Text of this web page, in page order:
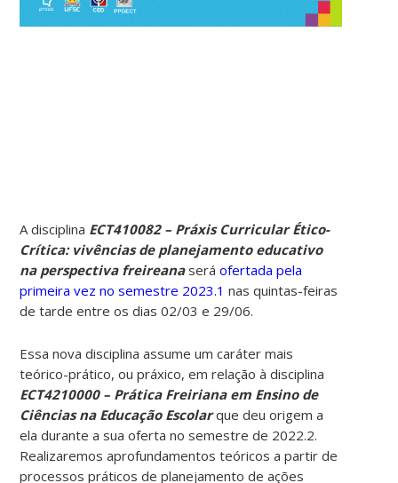
A disciplina ECT410082 – Práxis Curricular Ético-
Crítica: vivências de planejamento educativo
na perspectiva freireanaseráofertada pela
primeira vez no semestre 2023.1nas quintas-feiras
de tarde entre os dias 02/03 e 29/06.
Essa nova disciplina assume um caráter mais
teórico-prático, ou práxico, em relação à disciplina
ECT4210000 – Prática Freiriana em Ensino de
Ciências na Educação Escolarque deu origem a
ela durante a sua oferta no semestre de 2022.2.
Realizaremos aprofundamentos teóricos a partir de
processos práticos de planejamento de ações